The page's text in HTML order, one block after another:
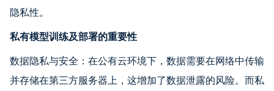
隐私性。
私有模型训练及部署的重要性
数据隐私与安全：在公有云环境下，数据需要在网络中传输
并存储在第三方服务器上，这增加了数据泄露的风险。而私